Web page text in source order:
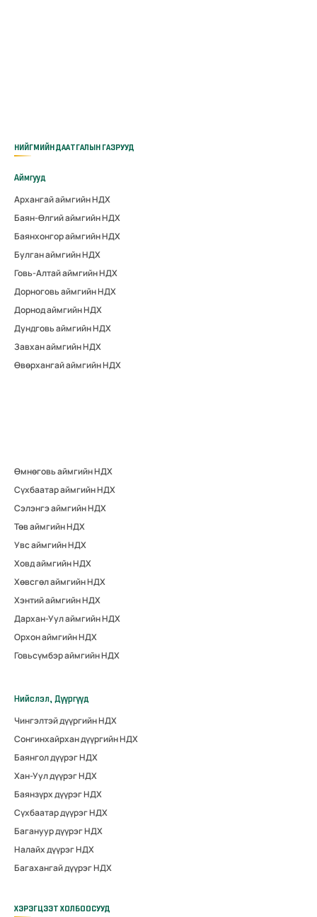
НИЙГМИЙН ДААТГАЛЫН ГАЗРУУД
Аймгууд
Архангай аймгийн НДХ
Баян-Өлгий аймгийн НДХ
Баянхонгор аймгийн НДХ
Булган аймгийн НДХ
Говь-Алтай аймгийн НДХ
Дорноговь аймгийн НДХ
Дорнод аймгийн НДХ
Дундговь аймгийн НДХ
Завхан аймгийн НДХ
Өвөрхангай аймгийн НДХ
Өмнөговь аймгийн НДХ
Сүхбаатар аймгийн НДХ
Сэлэнгэ аймгийн НДХ
Төв аймгийн НДХ
Увс аймгийн НДХ
Ховд аймгийн НДХ
Хөвсгөл аймгийн НДХ
Хэнтий аймгийн НДХ
Дархан-Уул аймгийн НДХ
Орхон аймгийн НДХ
Говьсүмбэр аймгийн НДХ
Нийслэл, Дүүргүүд
Чингэлтэй дүүргийн НДХ
Сонгинхайрхан дүүргийн НДХ
Баянгол дүүрэг НДХ
Хан-Уул дүүрэг НДХ
Баянзүрх дүүрэг НДХ
Сүхбаатар дүүрэг НДХ
Багануур дүүрэг НДХ
Налайх дүүрэг НДХ
Багахангай дүүрэг НДХ
ХЭРЭГЦЭЭТ ХОЛБООСУУД